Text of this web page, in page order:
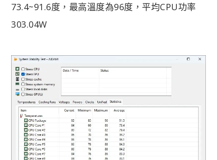
73.4~91.6度，最高溫度為96度，平均CPU功率
303.04W